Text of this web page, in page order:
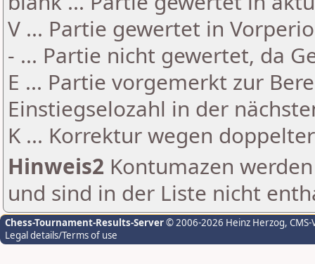
V ... Partie gewertet in
- ... Partie nicht gewertet, da
E ... Partie vorgemerkt zur
Einstiegselozahl in der
K ... Korrektur wegen
Hinweis2 Kontumazen
und sind in der Liste nicht
Chess-Tournament-Results-Server© 2006-2026 Heinz Herzog,
Legal details/Terms of use